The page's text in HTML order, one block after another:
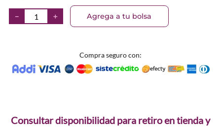
＋
－ Agrega a tu bolsa
Compra seguro con:
Consultar disponibilidad para retiro en tienda y